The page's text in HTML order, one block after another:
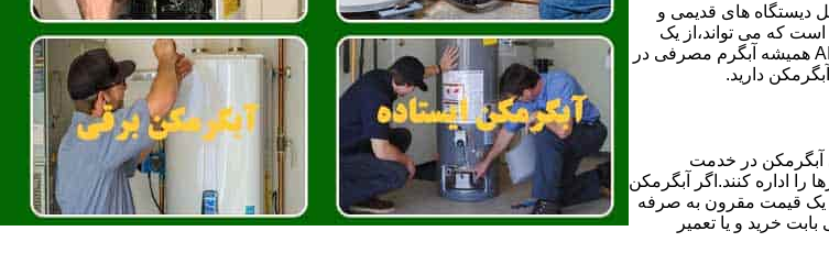
دیستگاه های قدیمی و
و مستقیم است که می تواند،از یک
سیستم دیگ بخار با کارآمدترین دیگهای آب مصرفی نیاز دارید و شما با استفاده از دیگ بخار AIM همیشه آبگرم مصرفی در
دارید.
آبگرمکن در خدمت
اداره کنند.اگر آبگرمکن
یک قیمت مقرون به صرفه
خرید و یا تعمیر